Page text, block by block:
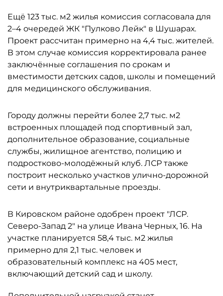
Ещё 123 тыс. м2 жилья комиссия согласовала для
2–4 очередей ЖК "Пулково Лейк" в Шушарах.
Проект рассчитан примерно на 4,4 тыс. жителей.
В этом случае комиссия корректировала ранее
заключённые соглашения по срокам и
вместимости детских садов, школы и помещений
для медицинского обслуживания.
Городу должны перейти более 2,7 тыс. м2
встроенных площадей под спортивный зал,
дополнительное образование, социальные
службы, жилищное агентство, полицию и
подростково-молодёжный клуб. ЛСР также
построит несколько участков улично-дорожной
сети и внутриквартальные проезды.
В Кировском районе одобрен проект "ЛСР.
Северо-Запад 2" на улице Ивана Черных, 16. На
участке планируется 58,4 тыс. м2 жилья
примерно для 2,1 тыс. человек и
образовательный комплекс на 405 мест,
включающий детский сад и школу.